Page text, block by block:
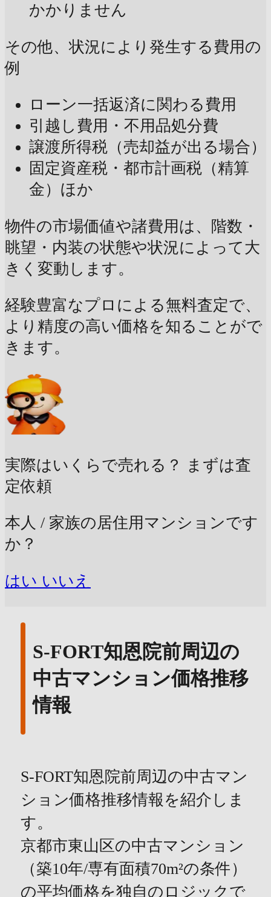
かかりません
その他、状況により発生する費用の
例
ローン一括返済に関わる費用
引越し費用・不用品処分費
譲渡所得税（売却益が出る場合）
固定資産税・都市計画税（精算
金）ほか
物件の市場価値や諸費用は、階数・
眺望・内装の状態や状況によって大
きく変動します。
経験豊富なプロによる無料査定で、
より精度の高い価格を知ることがで
きます。
実際はいくらで売れる？
まずは査
定依頼
本人 / 家族の居住用マンションです
か？
はい いいえ
S-FORT知恩院前周辺の
中古マンション価格推移
情報
S-FORT知恩院前周辺の中古マン
ション価格推移情報を紹介しま
す。
京都市東山区の中古マンション
（築10年/専有面積70m²の条件）
の平均価格を独自のロジックで